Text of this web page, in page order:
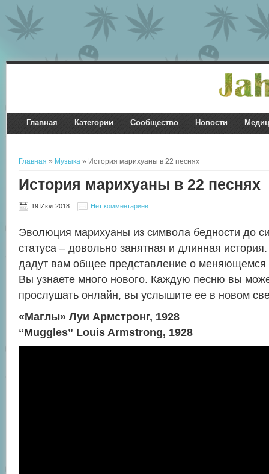
Главная Категории Сообщество Новости
Главная » Музыка» История марихуаны в 22 песнях
История марихуаны в 22 песнях
19 Июл 2018 Нет комментариев
Эволюция марихуаны из символа бедности до
статуса – довольно занятная и длинная
дадут вам общее представление о меняющемся
Вы узнаете много нового. Каждую песню вы
прослушать онлайн, вы услышите ее в новом
«Маглы» Луи Армстронг, 1928
“Muggles” Louis Armstrong, 1928